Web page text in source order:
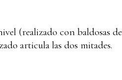
(realizado con baldosas de
articula las dos mitades.